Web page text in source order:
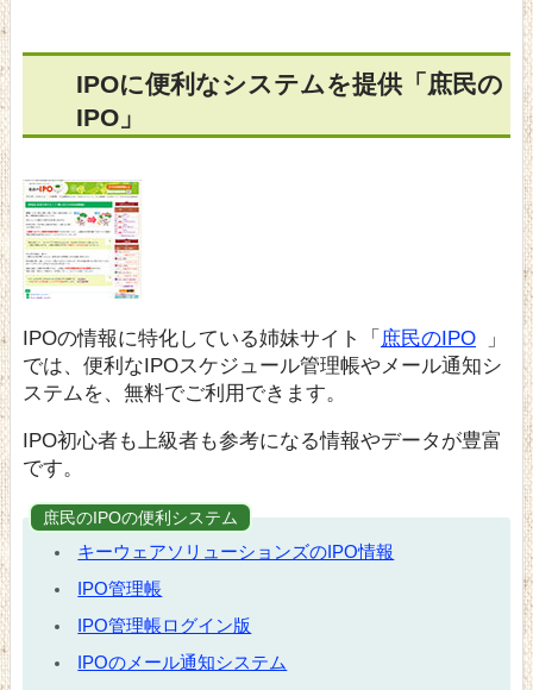
IPOに便利なシステムを提供「庶民の
IPO」
IPOの情報に特化している姉妹サイト「 庶民のIPO
」
では、便利なIPOスケジュール管理帳やメール通知シ
ステムを、無料でご利用できます。
IPO初心者も上級者も参考になる情報やデータが豊富
です。
庶民のIPOの便利システム
キーウェアソリューションズのIPO情報
IPO管理帳
IPO管理帳ログイン版
IPOのメール通知システム